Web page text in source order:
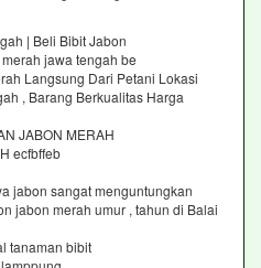
| Beli Bibit Jabon
jawa tengah be
Langsung Dari Petani Lokasi
, Barang Berkualitas Harga
JABON MERAH
ecfbffeb
jabon sangat menguntungkan
merah umur , tahun di Balai
tanaman bibit